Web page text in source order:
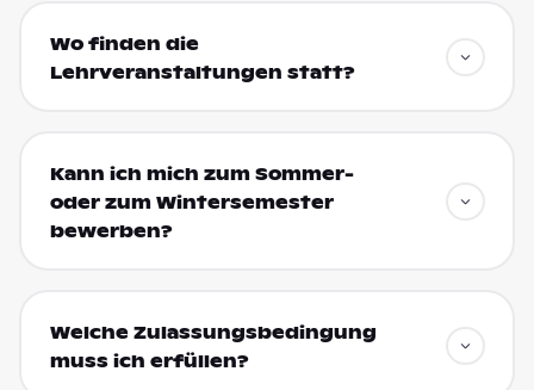
Wo finden die
Lehrveranstaltungen statt?
Kann ich mich zum Sommer-
oder zum Wintersemester
bewerben?
Welche Zulassungsbedingung
muss ich erfüllen?